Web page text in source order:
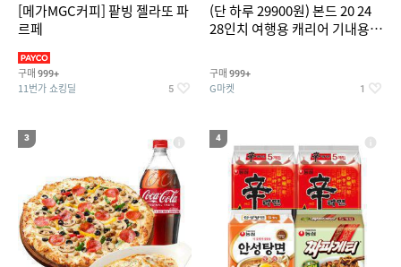
[메가MGC커피] 팥빙 젤라또 파
르페
구매 999+
11번가 쇼킹딜 5
(단 하루 29900원) 본드 20 24
28인치 여행용 캐리어 기내용
(20%쿠폰)
구매 999+
G마켓 1
3 4